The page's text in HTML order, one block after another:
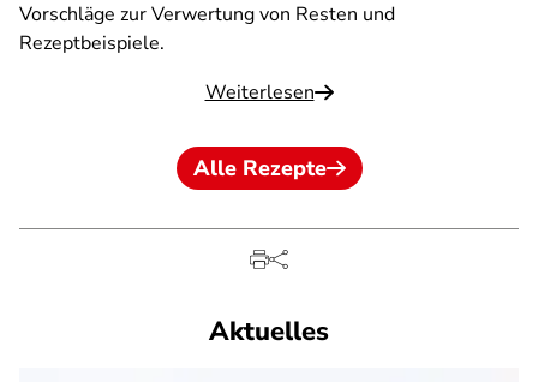
Vorschläge zur Verwertung von Resten und
Rezeptbeispiele.
Weiterlesen
Alle Rezepte
Aktuelles